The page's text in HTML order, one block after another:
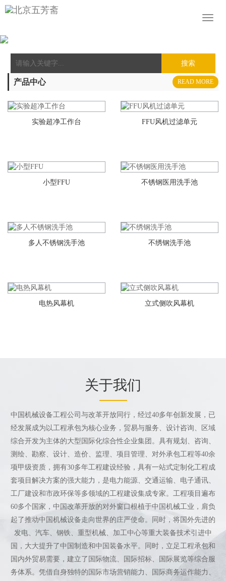
搜索
产品中心 READ MORE
实验超净工作台 FFU风机过滤单元
小型FFU 不锈钢医用洗手池
‌多人不锈钢洗手池 不绣钢洗手池
电热风幕机 立式侧吹风幕机
关于我们
中国机械设备工程公司与改革开放同行，经过40多年创新发展，已
经发展成为以工程承包为核心业务，贸易与服务、设计咨询、区域
综合开发为主体的大型国际化综合性企业集团。具有规划、咨询、
测绘、勘察、设计、造价、监理、项目管理、对外承包工程等40余
项甲级资质，拥有30多年工程建设经验，具有一站式定制化工程成
套项目解决方案的强大能力，是电力能源、交通运输、电子通讯、
工厂建设和市政环保等多领域的工程建设集成专家。工程项目遍布
60多个国家，中国改革开放的对外窗口根植于中国机械工业，肩负
起了推动中国机械设备走向世界的庄严使命。同时，将国外先进的
发电、汽车、钢铁、重型机械、加工中心等重大装备技术引进中
国，大大提升了中国制造和中国装备水平。同时，立足工程承包和
国内外贸易需要，建立了国际物流、国际招标、国际展览等综合服
务体系。凭借自身独特的国际市场营销能力、国际商务运作能力、